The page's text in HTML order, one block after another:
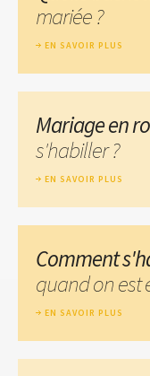
mariée ?
EN SAVOIR PLUS
Mariage en
s'habiller ?
EN SAVOIR PLUS
Comment
quand on est
EN SAVOIR PLUS